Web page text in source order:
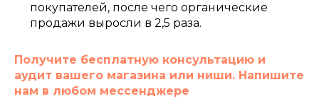
покупателей, после чего органические
продажи выросли в 2,5 раза.
Получите бесплатную консультацию и
аудит вашего магазина или ниши. Напишите
нам в любом мессенджере